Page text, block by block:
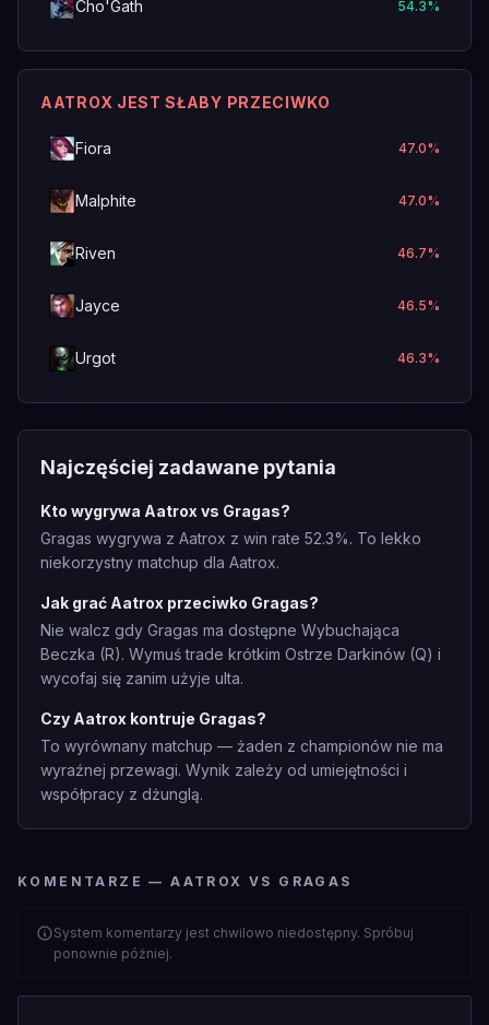
Cho'Gath 54.3%
AATROX JEST SŁABY PRZECIWKO
Fiora 47.0%
Malphite 47.0%
Riven 46.7%
Jayce 46.5%
Urgot 46.3%
Najczęściej zadawane pytania
Kto wygrywa Aatrox vs Gragas?
Gragas wygrywa z Aatrox z win rate 52.3%. To lekko
niekorzystny matchup dla Aatrox.
Jak grać Aatrox przeciwko Gragas?
Nie walcz gdy Gragas ma dostępne Wybuchająca
Beczka (R). Wymuś trade krótkim Ostrze Darkinów (Q) i
wycofaj się zanim użyje ulta.
Czy Aatrox kontruje Gragas?
To wyrównany matchup — żaden z championów nie ma
wyraźnej przewagi. Wynik zależy od umiejętności i
współpracy z dżunglą.
KOMENTARZE — AATROX VS GRAGAS
System komentarzy jest chwilowo niedostępny. Spróbuj
ponownie później.